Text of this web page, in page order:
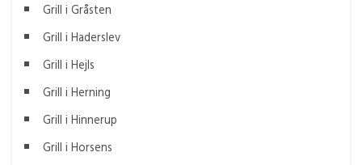
Grill i Gråsten
Grill i Haderslev
Grill i Hejls
Grill i Herning
Grill i Hinnerup
Grill i Horsens